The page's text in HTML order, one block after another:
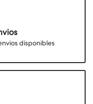
disponibles